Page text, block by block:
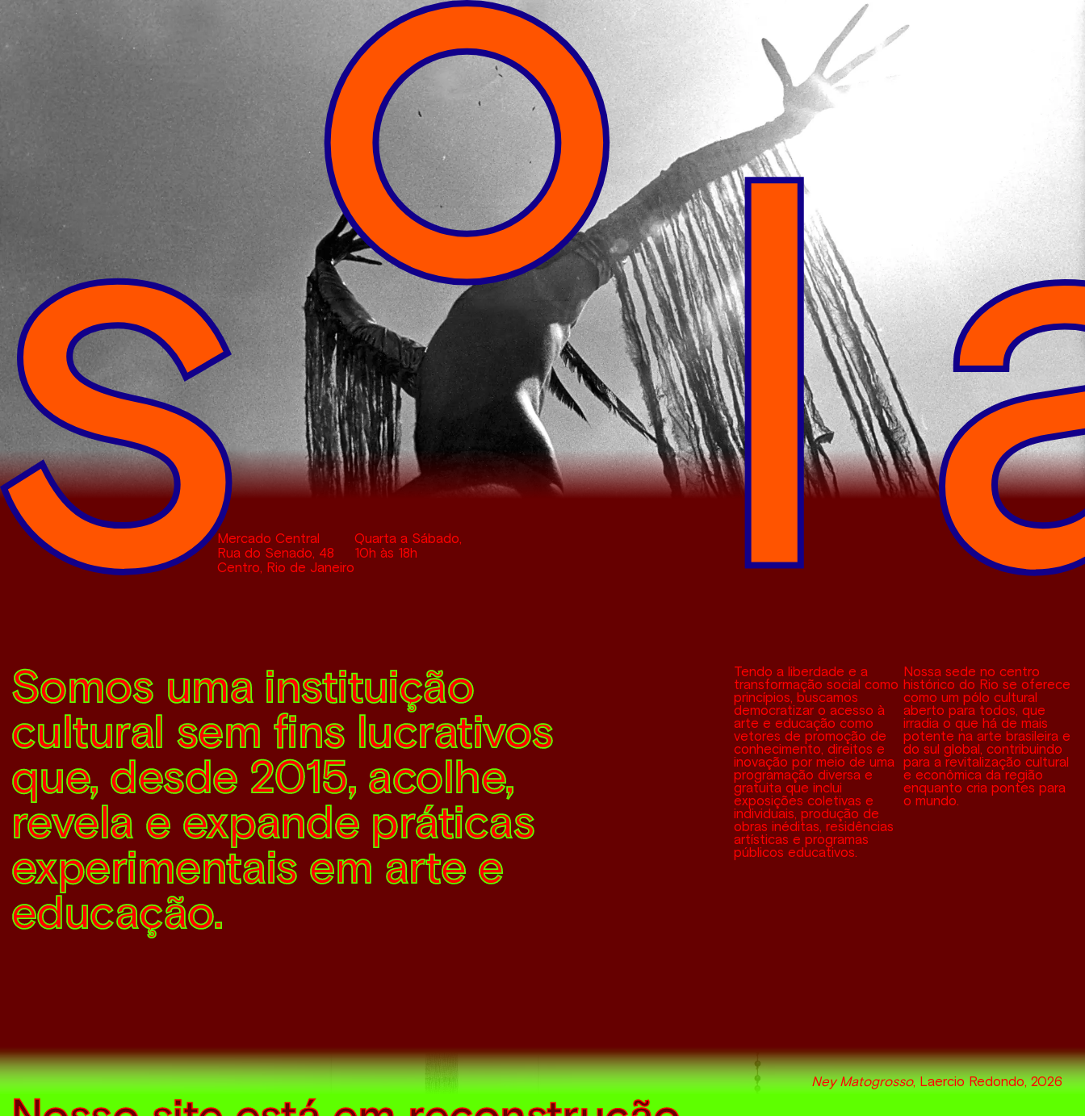
Mercado Central
Rua do Senado, 48
Centro, Rio de Janeiro
Quarta a Sábado,
10h às 18h
Somos uma instituição
cultural sem fins lucrativos
que, desde 2015, acolhe,
revela e expande práticas
experimentais em arte e
educação.
Tendo a liberdade e a
transformação social como
princípios, buscamos
democratizar o acesso à
arte e educação como
vetores de promoção de
conhecimento, direitos e
inovação por meio de uma
programação diversa e
gratuita que inclui
exposições coletivas e
individuais, produção de
obras inéditas, residências
artísticas e programas
públicos educativos.
Nossa sede no centro
histórico do Rio se oferece
como um pólo cultural
aberto para todos, que
irradia o que há de mais
potente na arte brasileira e
do sul global, contribuindo
para a revitalização cultural
e econômica da região
enquanto cria pontes para
o mundo.
Ney Matogrosso, Laercio Redondo, 2026